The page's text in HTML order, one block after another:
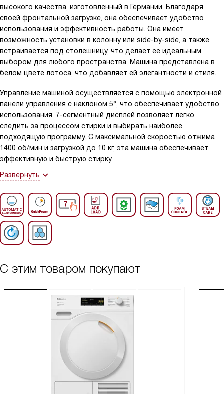
высокого качества, изготовленный в Германии. Благодаря
своей фронтальной загрузке, она обеспечивает удобство
использования и эффективность работы. Она имеет
возможность установки в колонну или side-by-side, а также
встраивается под столешницу, что делает ее идеальным
выбором для любого пространства. Машина представлена в
белом цвете лотоса, что добавляет ей элегантности и стиля.
Управление машиной осуществляется с помощью электронной
панели управления с наклоном 5°, что обеспечивает удобство
использования. 7-сегментный дисплей позволяет легко
следить за процессом стирки и выбирать наиболее
подходящую программу. С максимальной скоростью отжима
1400 об/мин и загрузкой до 10 кг, эта машина обеспечивает
эффективную и быструю стирку.
Развернуть
С этим товаром покупают